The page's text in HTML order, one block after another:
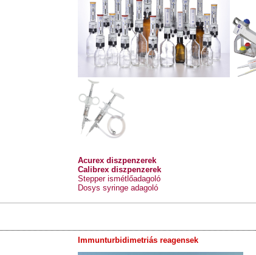
Acurex diszpenzerek
Calibrex diszpenzerek
Stepper ismétlőadagoló
Dosys syringe adagoló
Immunturbidimetriás reagensek